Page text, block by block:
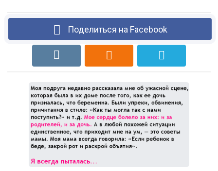
Поделиться на Facebook